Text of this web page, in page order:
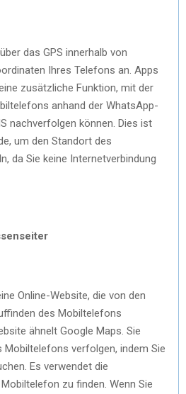
das GPS innerhalb von
Ihres Telefons an. Apps
zusätzliche Funktion, mit der
anhand der WhatsApp-
nachverfolgen können. Dies ist
um den Standort des
da Sie keine Internetverbindung
Online-Website, die von den
des Mobiltelefons
ähnelt Google Maps. Sie
Mobiltelefons verfolgen, indem Sie
Es verwendet die
zu finden. Wenn Sie